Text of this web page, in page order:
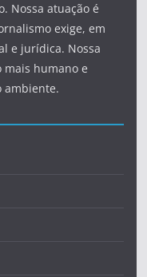
Nossa atuação é
exige, em
e jurídica. Nossa
humano e
ambiente.